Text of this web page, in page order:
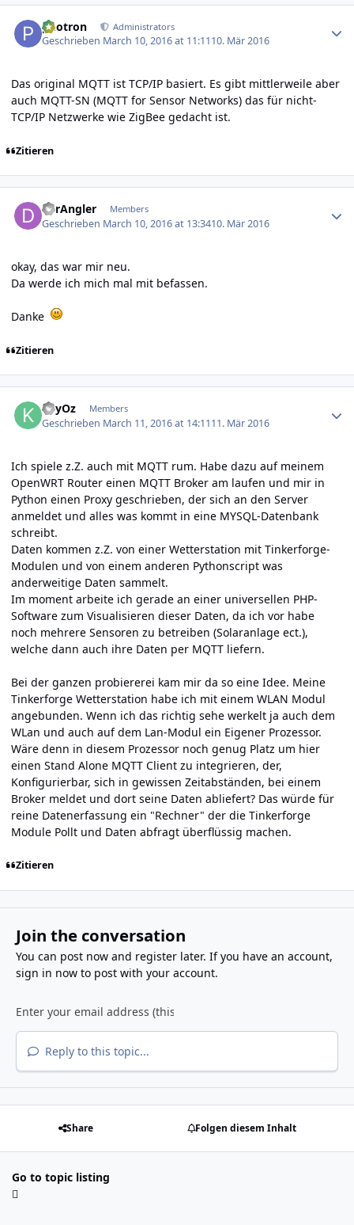
photron Administrators
Geschrieben March 10, 2016 at 11:1110. Mär 2016
Das original MQTT ist TCP/IP basiert. Es gibt mittlerweile aber
auch MQTT-SN (MQTT for Sensor Networks) das für nicht-
TCP/IP Netzwerke wie ZigBee gedacht ist.
Zitieren
derAngler Members
Geschrieben March 10, 2016 at 13:3410. Mär 2016
okay, das war mir neu.
Da werde ich mich mal mit befassen.
Danke
Zitieren
KeyOz Members
Geschrieben March 11, 2016 at 14:1111. Mär 2016
Ich spiele z.Z. auch mit MQTT rum. Habe dazu auf meinem
OpenWRT Router einen MQTT Broker am laufen und mir in
Python einen Proxy geschrieben, der sich an den Server
anmeldet und alles was kommt in eine MYSQL-Datenbank
schreibt.
Daten kommen z.Z. von einer Wetterstation mit Tinkerforge-
Modulen und von einem anderen Pythonscript was
anderweitige Daten sammelt.
Im moment arbeite ich gerade an einer universellen PHP-
Software zum Visualisieren dieser Daten, da ich vor habe
noch mehrere Sensoren zu betreiben (Solaranlage ect.),
welche dann auch ihre Daten per MQTT liefern.
Bei der ganzen probiererei kam mir da so eine Idee. Meine
Tinkerforge Wetterstation habe ich mit einem WLAN Modul
angebunden. Wenn ich das richtig sehe werkelt ja auch dem
WLan und auch auf dem Lan-Modul ein Eigener Prozessor.
Wäre denn in diesem Prozessor noch genug Platz um hier
einen Stand Alone MQTT Client zu integrieren, der,
Konfigurierbar, sich in gewissen Zeitabständen, bei einem
Broker meldet und dort seine Daten abliefert? Das würde für
reine Datenerfassung ein "Rechner" der die Tinkerforge
Module Pollt und Daten abfragt überflüssig machen.
Zitieren
Join the conversation
You can post now and register later. If you have an account,
sign in nowto post with your account.
Reply to this topic...
Share Folgen diesem Inhalt
Go to topic listing